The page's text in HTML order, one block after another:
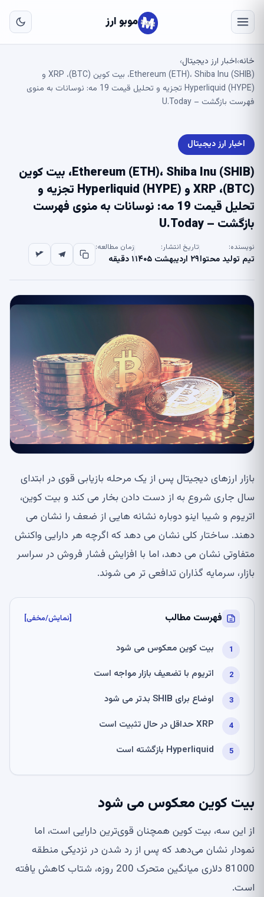
موبو ارز
خانه›اخبار ارز دیجیتال›
Ethereum (ETH)، Shiba Inu (SHIB)، بیت کوین (BTC)، XRP و
Hyperliquid (HYPE) تجزیه و تحلیل قیمت 19 مه: نوسانات به منوی
فهرست بازگشت – U.Today
اخبار ارز دیجیتال
Ethereum (ETH)، Shiba Inu (SHIB)، بیت کوین
(BTC)، XRP و Hyperliquid (HYPE) تجزیه و
تحلیل قیمت 19 مه: نوسانات به منوی فهرست
بازگشت – U.Today
نویسنده:
تیم تولید محتوا
تاریخ انتشار:
۲۹ اردیبهشت ۱۴۰۵
زمان مطالعه:
۱ دقیقه
بازار ارزهای دیجیتال پس از یک مرحله بازیابی قوی در ابتدای
سال جاری شروع به از دست دادن بخار می کند و بیت کوین،
اتریوم و شیبا اینو دوباره نشانه هایی از ضعف را نشان می
دهند. ساختار کلی نشان می دهد که اگرچه هر دارایی واکنش
متفاوتی نشان می دهد، اما با افزایش فشار فروش در سراسر
بازار، سرمایه گذاران تدافعی تر می شوند.
فهرست مطالب [نمایش/مخفی]
بیت کوین معکوس می شود
اتریوم با تضعیف بازار مواجه است
اوضاع برای SHIB بدتر می شود
XRP حداقل در حال تثبیت است
Hyperliquid بازگشته است
بیت کوین معکوس می شود
از این سه، بیت کوین همچنان قوی‌ترین دارایی است، اما
نمودار نشان می‌دهد که پس از رد شدن در نزدیکی منطقه
81000 دلاری میانگین متحرک 200 روزه، شتاب کاهش یافته
است.